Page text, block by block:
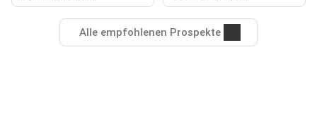
Alle empfohlenen Prospekte